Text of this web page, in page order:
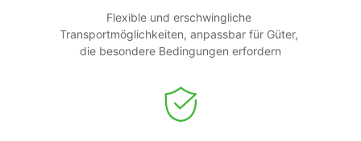
Flexible und erschwingliche
Transportmöglichkeiten, anpassbar für Güter,
die besondere Bedingungen erfordern